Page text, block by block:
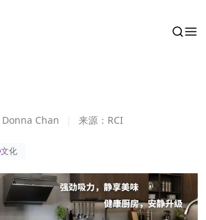
Donna Chan 来源： RCI
文化